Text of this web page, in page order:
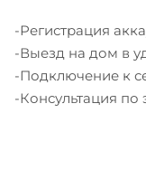
-Регистрация
-Выезд на дом в
-Подключение к
-Консультация по